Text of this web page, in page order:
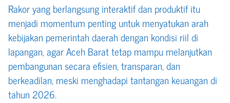
Rakor yang berlangsung interaktif dan produktif itu
menjadi momentum penting untuk menyatukan arah
kebijakan pemerintah daerah dengan kondisi riil di
lapangan, agar Aceh Barat tetap mampu melanjutkan
pembangunan secara efisien, transparan, dan
berkeadilan, meski menghadapi tantangan keuangan di
tahun 2026.